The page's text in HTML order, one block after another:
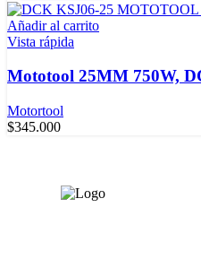
Añadir al carrito
Vista rápida
Mototool 25MM 750W,
Motortool
$345.000